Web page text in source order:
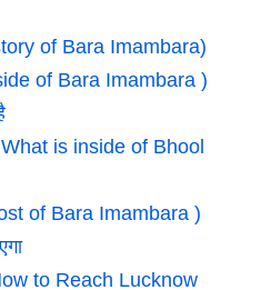
of Bara Imambara)
of Bara Imambara )
is inside of Bhool
of Bara Imambara )
to Reach Lucknow